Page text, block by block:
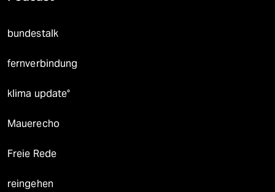
bundestalk
fernverbindung
klima update°
Mauerecho
Freie Rede
reingehen